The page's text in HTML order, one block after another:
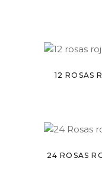
12 ROSAS
24 ROSAS